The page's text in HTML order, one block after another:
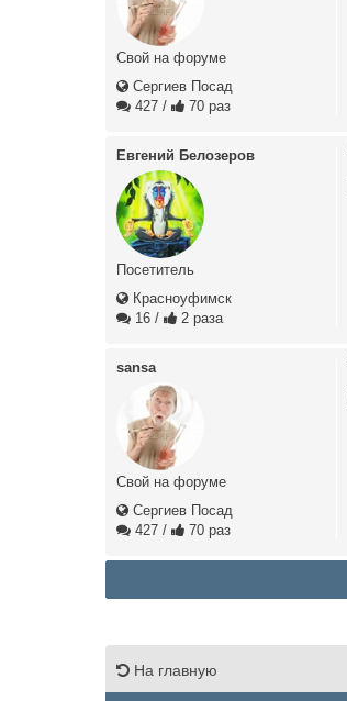
Свой на форуме
Сергиев Посад
427 / 70 раз
Евгений Белозеров
Посетитель
Красноуфимск
16 / 2 раза
sansa
Свой на форуме
Сергиев Посад
427 / 70 раз
На главную